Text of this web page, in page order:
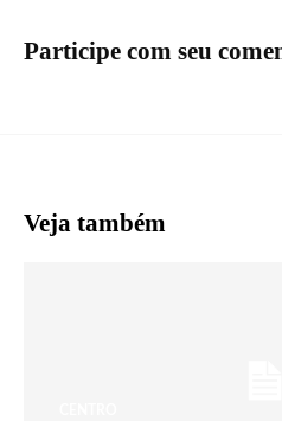
Participe com seu
Veja também